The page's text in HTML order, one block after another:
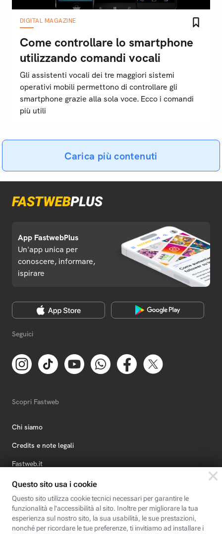
DIGITAL MAGAZINE
Come controllare lo smartphone
utilizzando comandi vocali
Gli assistenti vocali dei tre maggiori sistemi
operativi mobili permettono di controllare gli
smartphone grazie alla sola voce. Ecco i comandi
più utili
Carica più contenuti
App FastwebPlus
Un'app unica per
conoscere, informare,
ispirare
Seguici
Scopri Fastweb
Chi siamo
Credits e note legali
Fastweb.it
Formazione
Fastweb Digital Academy
STEP FuturAbility District